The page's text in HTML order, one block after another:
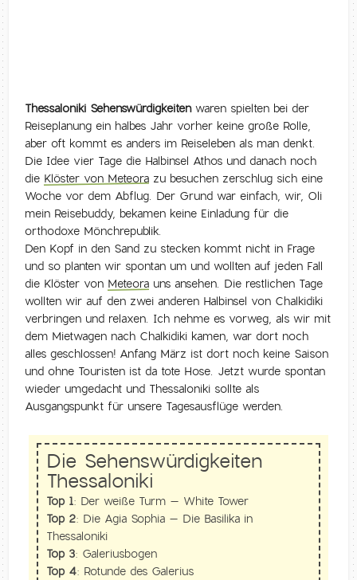
Thessaloniki Sehenswürdigkeitenwaren spielten bei der
Reiseplanung ein halbes Jahr vorher keine große Rolle,
aber oft kommt es anders im Reiseleben als man denkt.
Die Idee vier Tage die Halbinsel Athos und danach noch
die Klöster von Meteora zu besuchen zerschlug sich eine
Woche vor dem Abflug. Der Grund war einfach, wir, Oli
mein Reisebuddy, bekamen keine Einladung für die
orthodoxe Mönchrepublik.
Den Kopf in den Sand zu stecken kommt nicht in Frage
und so planten wir spontan um und wollten auf jeden Fall
die Klöster von Meteora uns ansehen. Die restlichen Tage
wollten wir auf den zwei anderen Halbinsel von Chalkidiki
verbringen und relaxen. Ich nehme es vorweg, als wir mit
dem Mietwagen nach Chalkidiki kamen, war dort noch
alles geschlossen! Anfang März ist dort noch keine Saison
und ohne Touristen ist da tote Hose. Jetzt wurde spontan
wieder umgedacht und Thessaloniki sollte als
Ausgangspunkt für unsere Tagesausflüge werden.
Die Sehenswürdigkeiten
Thessaloniki
Top 1: Der weiße Turm – White Tower
Top 2: Die Agia Sophia – Die Basilika in
Thessaloniki
Top 3: Galeriusbogen
Top 4: Rotunde des Galerius